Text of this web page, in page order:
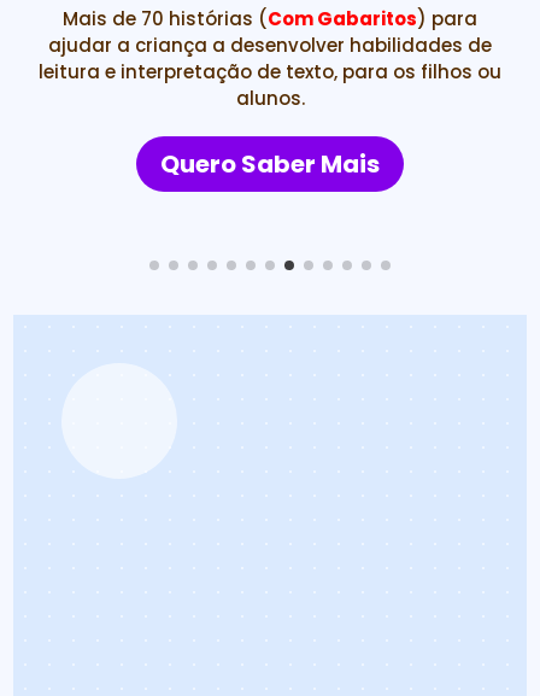
Mais de 70 histórias (Com Gabaritos) para
ajudar a criança a desenvolver habilidades de
leitura e interpretação de texto, para os filhos ou
alunos.
Quero Saber Mais